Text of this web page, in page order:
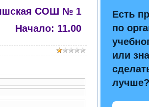
СОШ № 1
Начало: 11.00
Есть
по
или
лучше?